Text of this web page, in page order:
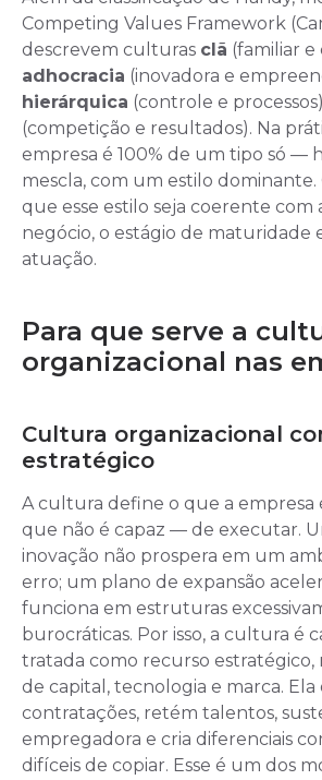
Competing Values Framework
descrevem culturas clã (familiar e
adhocracia (inovadora e
hierárquica (controle e
(competição e resultados). Na
empresa é 100% de um tipo só —
mescla, com um estilo
que esse estilo seja coerente com
negócio, o estágio de maturidade
atuação.
Para que serve a
organizacional nas
Cultura organizacional
estratégico
A cultura define o que a empresa
que não é capaz — de executar.
inovação não prospera em um
erro; um plano de expansão
funciona em estruturas
burocráticas. Por isso, a cultura é
tratada como recurso estratégico,
de capital, tecnologia e marca. Ela
contratações, retém talentos,
empregadora e cria diferenciais
difíceis de copiar. Esse é um dos